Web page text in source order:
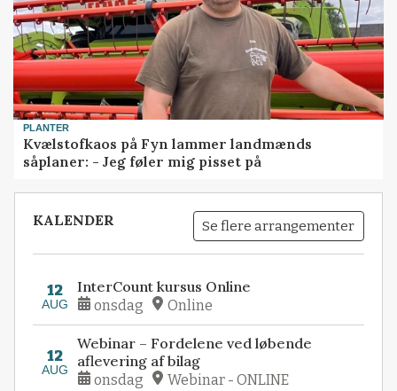
PLANTER
Kvælstofkaos på Fyn lammer landmænds
såplaner: - Jeg føler mig pisset på
KALENDER Se flere arrangementer
12
AUG
InterCount kursus Online
onsdag Online
12
AUG
Webinar – Fordelene ved løbende
aflevering af bilag
onsdag Webinar - ONLINE